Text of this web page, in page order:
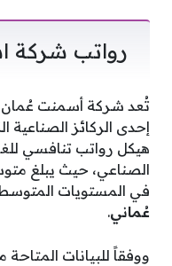
رواتب شركة
إحدى الركائز الصناعية
هيكل رواتب تنافسي
الصناعي، حيث يبلغ
في المستويات
عُماني.
ووفقاً للبيانات